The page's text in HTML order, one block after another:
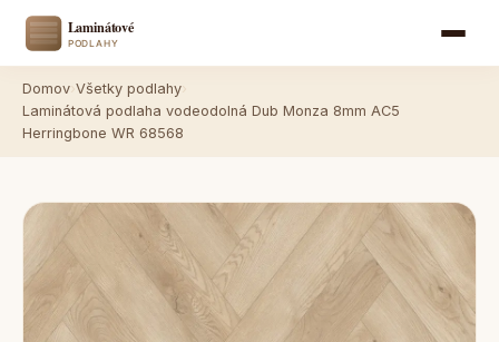
Domov Všetky podlahy
Laminátová podlaha vodeodolná Dub Monza 8mm AC5
Herringbone WR 68568